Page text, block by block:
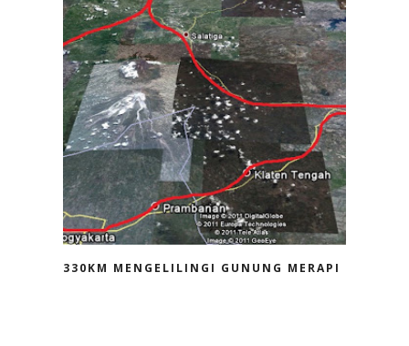
330KM MENGELILINGI GUNUNG MERAPI